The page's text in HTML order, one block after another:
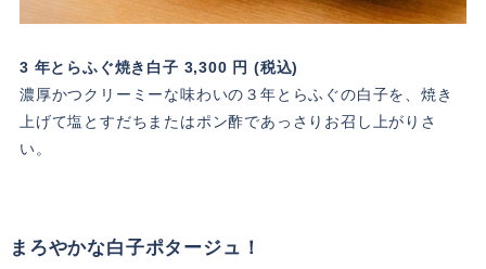
3 年とらふぐ焼き白子 3,300 円 (税込)
濃厚かつクリーミーな味わいの３年とらふぐの白子を、焼き
上げて塩とすだちまたはポン酢であっさりお召し上がりさ
い。
まろやかな白子ポタージュ！